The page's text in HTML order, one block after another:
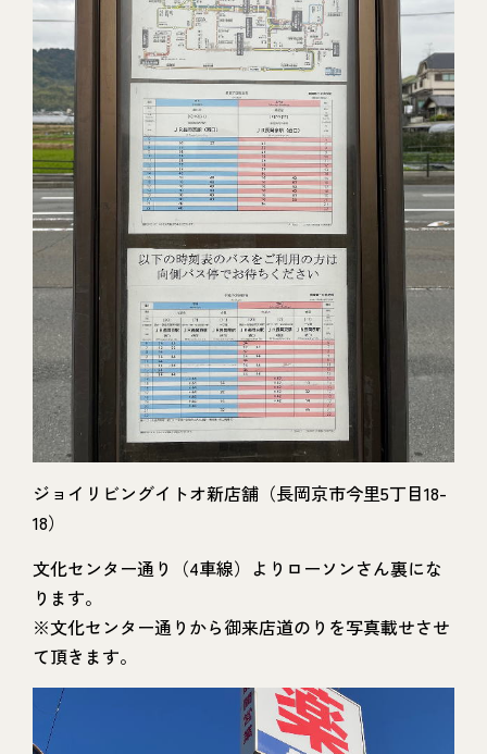
ジョイリビングイトオ新店舗（長岡京市今里5丁目18-
18）
文化センター通り（4車線）よりローソンさん裏にな
ります。
※文化センター通りから御来店道のりを写真載せさせ
て頂きます。